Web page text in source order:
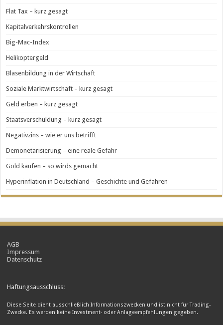
Flat Tax – kurz gesagt
Kapitalverkehrskontrollen
Big-Mac-Index
Helikoptergeld
Blasenbildung in der Wirtschaft
Soziale Marktwirtschaft – kurz gesagt
Geld erben – kurz gesagt
Staatsverschuldung – kurz gesagt
Negativzins – wie er uns betrifft
Demonetarisierung – eine reale Gefahr
Gold kaufen – so wirds gemacht
Hyperinflation in Deutschland – Geschichte und Gefahren
AGB
Impressum
Datenschutz
Haftungsausschluss:
Diese Seite dient ausschließlich Informationszwecken und ist nicht für Trading-
Zwecke. Es werden keine Investment- oder Anlageempfehlungen gegeben.